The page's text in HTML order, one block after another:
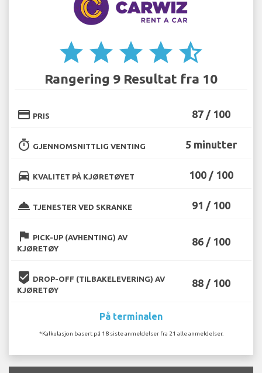
star star star star star_half
Rangering 9 Resultat fra 10
credit_card PRIS 87 / 100
timer GJENNOMSNITTLIG VENTING 5 minutter
directions_car KVALITET PÅ KJØRETØYET 100 / 100
room_service TJENESTER VED SKRANKE 91 / 100
flag PICK-UP (AVHENTING) AV
KJØRETØY
86 / 100
beenhere DROP-OFF (TILBAKELEVERING) AV
KJØRETØY
88 / 100
På terminalen
*Kalkulasjon basert på 18 siste anmeldelser fra 21 alle anmeldelser.